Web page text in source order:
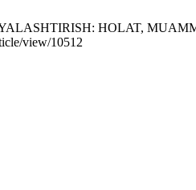
HOLAT,
view/10512